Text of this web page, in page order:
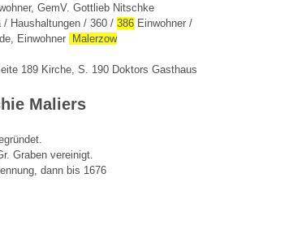
GemV. Gottlieb Nitschke
Haushaltungen / 360 / 386 Einwohner /
Einwohner
Malerzow
189 Kirche, S. 190 Doktors Gasthaus
Maliers
Graben vereinigt.
dann bis 1676